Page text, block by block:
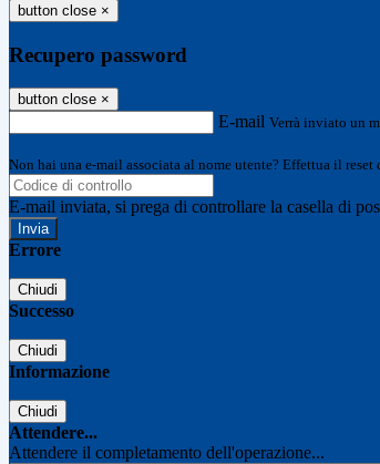
button close ×
Recupero password
button close ×
E-mail Verrà inviato un
Non hai una e-mail associata al nome utente? Effettua il reset
E-mail inviata, si prega di controllare la casella di
Errore
Chiudi
Successo
Chiudi
Informazione
Chiudi
Attendere...
Attendere il completamento dell'operazione...